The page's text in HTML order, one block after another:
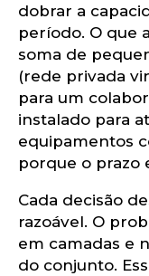
dobrar a
período. O que
soma de
(rede privada
para um
instalado para
equipamentos
porque o prazo
Cada decisão
razoável. O
em camadas e
do conjunto.